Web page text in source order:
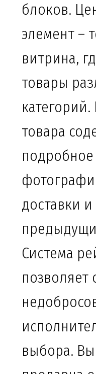
блоков.
элемент –
витрина,
товары
товара
доставки
Система
позволяет
выбора.